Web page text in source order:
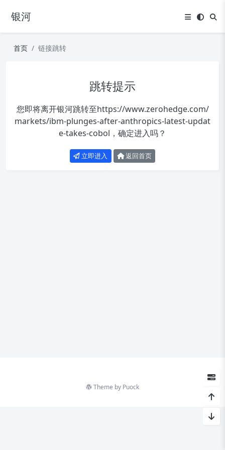
银河
首页 链接跳转
跳转提示
您即将离开银河跳转至https://www.zerohedge.com/
markets/ibm-plunges-after-anthropics-latest-updat
e-takes-cobol ，确定进入吗？
立即进入 返回首页
Theme by Puock